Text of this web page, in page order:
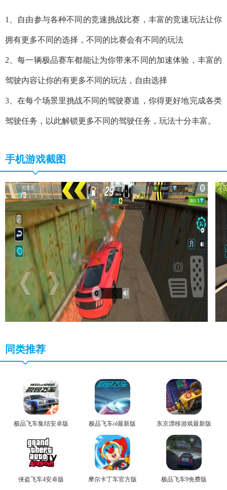
1、自由参与各种不同的竞速挑战比赛，丰富的竞速玩法让你
拥有更多不同的选择，不同的比赛会有不同的玩法
2、每一辆极品赛车都能让为你带来不同的加速体验，丰富的
驾驶内容让你的有更多不同的玩法，自由选择
3、在每个场景里挑战不同的驾驶赛道，你得更好地完成各类
驾驶任务，以此解锁更多不同的驾驶任务，玩法十分丰富。
手机游戏截图
同类推荐
极品飞车集结安卓版 极品飞车ol最新版 东京漂移游戏最新版
侠盗飞车4安卓版 摩尔卡丁车官方版 极品飞车9免费版